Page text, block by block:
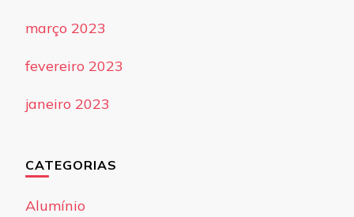
março 2023
fevereiro 2023
janeiro 2023
CATEGORIAS
Alumínio